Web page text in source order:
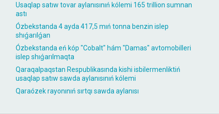
Usaqlap satıw tovar aylanısınıń kólemi 165 trillion sumnan
astı
Ózbekstanda 4 ayda 417,5 mıń tonna benzin islep
shıǵarılǵan
Ózbekstanda eń kóp "Cobalt" hám "Damas" avtomobilleri
islep shıǵarılmaqta
Qaraqalpaqstan Respublikasında kishi isbilermenliktiń
usaqlap satıw sawda aylanısınıń kólemi
Qaraózek rayonınıń sırtqı sawda aylanısı